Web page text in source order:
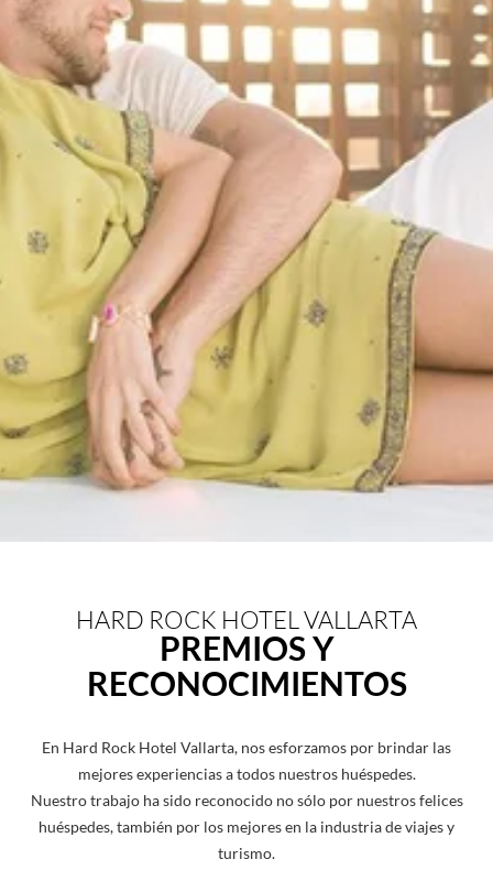
HARD ROCK HOTEL VALLARTA
PREMIOS Y
RECONOCIMIENTOS
En Hard Rock Hotel Vallarta, nos esforzamos por brindar las
mejores experiencias a todos nuestros huéspedes.
Nuestro trabajo ha sido reconocido no sólo por nuestros felices
huéspedes, también por los mejores en la industria de viajes y
turismo.